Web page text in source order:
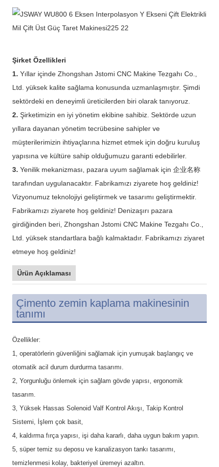
Şirket Özellikleri
1. Yıllar içinde Zhongshan Jstomi CNC Makine Tezgahı Co.,
Ltd. yüksek kalite sağlama konusunda uzmanlaşmıştır. Şimdi
sektördeki en deneyimli üreticilerden biri olarak tanıyoruz.
2. Şirketimizin en iyi yönetim ekibine sahibiz. Sektörde uzun
yıllara dayanan yönetim tecrübesine sahipler ve
müşterilerimizin ihtiyaçlarına hizmet etmek için doğru kuruluş
yapısına ve kültüre sahip olduğumuzu garanti edebilirler.
3. Yenilik mekanizması, pazara uyum sağlamak için 企业名称
tarafından uygulanacaktır. Fabrikamızı ziyarete hoş geldiniz!
Vizyonumuz teknolojiyi geliştirmek ve tasarımı geliştirmektir.
Fabrikamızı ziyarete hoş geldiniz! Denizaşırı pazara
girdiğinden beri, Zhongshan Jstomi CNC Makine Tezgahı Co.,
Ltd. yüksek standartlara bağlı kalmaktadır. Fabrikamızı ziyaret
etmeye hoş geldiniz!
Ürün Açıklaması
Çimento zemin kaplama makinesinin
tanımı
Özellikler:
1, operatörlerin güvenliğini sağlamak için yumuşak başlangıç ​​ve
otomatik acil durum durdurma tasarımı.
2, Yorgunluğu önlemek için sağlam gövde yapısı, ergonomik
tasarım.
3, Yüksek Hassas Solenoid Valf Kontrol Akışı, Takip Kontrol
Sistemi, İşlem çok basit,
4, kaldırma fırça yapısı, işi daha kararlı, daha uygun bakım yapın.
5, süper temiz su deposu ve kanalizasyon tankı tasarımı,
temizlenmesi kolay, bakteriyel üremeyi azaltın.